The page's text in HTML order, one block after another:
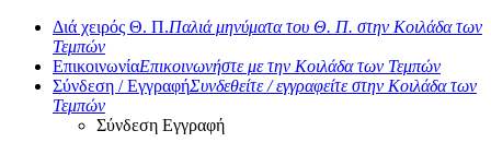
Διά χειρός Θ. Π.Παλιά μηνύματα του Θ. Π. στην Κοιλάδα των
Τεμπών
ΕπικοινωνίαΕπικοινωνήστε με την Κοιλάδα των Τεμπών
Σύνδεση / ΕγγραφήΣυνδεθείτε / εγγραφείτε στην Κοιλάδα των
Τεμπών
Σύνδεση Εγγραφή